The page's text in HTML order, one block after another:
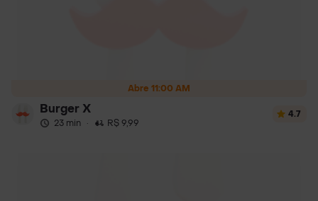
Abre 11:00 AM
Burger X
23 min · R$ 9,99
4.7